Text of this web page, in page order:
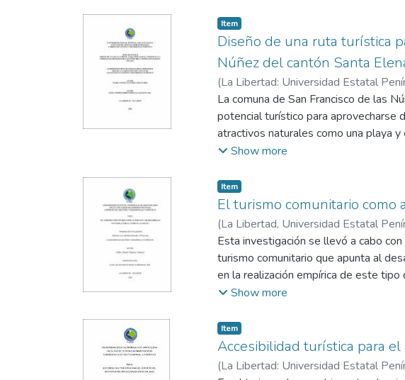
Item
Diseño de una ruta turística
Núñez del cantón Santa
(La Libertad: Universidad Estatal
Padilla Gallegos, Andrés Isidro
La comuna de San Francisco de las
potencial turístico para aprovecharse
atractivos naturales como una playa
de atractivos culturales y naturales
desarrollada, con buenas vías de
aunque carece de cobertura total de
turismo sostenible se ha diseñado
predefinido donde se visitan y
se estructura en cuatro fases, que
la ruta, promoción y difusión. Los
opciones de transporte, incluidos
promover el turismo en la comuna
comunidad local. El presupuesto
ruta turística en la comuna, que
compra de artesanías para un grupo
Show more
Item
El turismo comunitario
(La Libertad, Universidad Estatal
Mendoza, Silvia Paola
Esta investigación se llevó a cabo
turismo comunitario que apunta al
en la realización empírica de este
local. Ante esta situación, se ha
Los resultados obtenidos muestran
todos los encuestados y/o
Ayangue tanto para la preservación
Show more
Item
Accesibilidad turística para
(La Libertad: Universidad Estatal